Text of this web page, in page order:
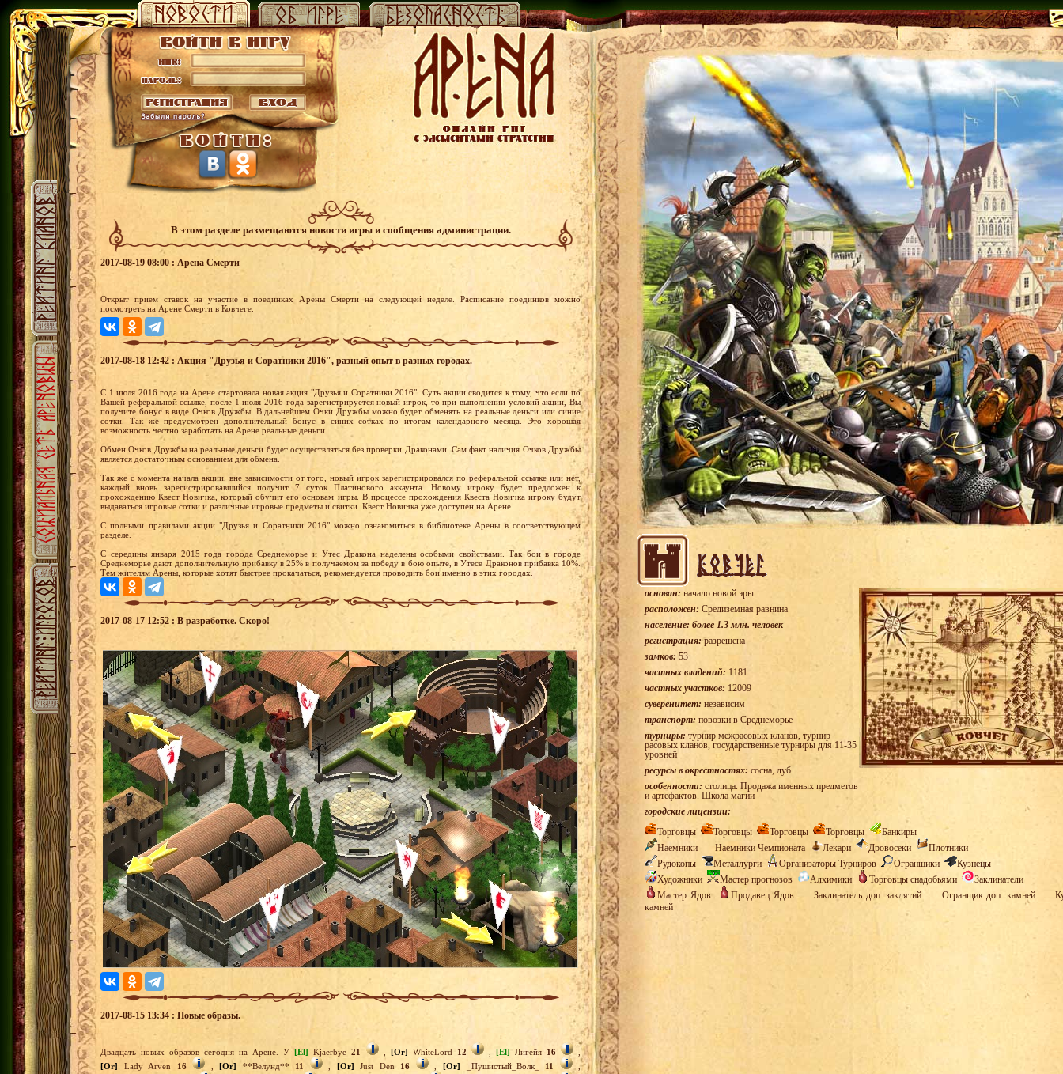
В этом разделе размещаются новости игры и сообщения администрации.
2017-08-19 08:00 : Арена Смерти
Открыт прием ставок на участие в поединках Арены Смерти на следующей неделе. Расписание поединков можно
посмотреть на Арене Смерти в Ковчеге.
2017-08-18 12:42 : Акция "Друзья и Соратники 2016", разный опыт в разных городах.
С 1 июля 2016 года на Арене стартовала новая акция "Друзья и Соратники 2016". Суть акции сводится к тому, что если по
Вашей реферальной ссылке, после 1 июля 2016 года зарегистрируется новый игрок, то при выполнении условий акции, Вы
получите бонус в виде Очков Дружбы. В дальнейшем Очки Дружбы можно будет обменять на реальные деньги или синие
сотки. Так же предусмотрен дополнительный бонус в синих сотках по итогам календарного месяца. Это хорошая
возможность честно заработать на Арене реальные деньги.
Обмен Очков Дружбы на реальные деньги будет осуществляться без проверки Драконами. Сам факт наличия Очков Дружбы
является достаточным основанием для обмена.
Так же с момента начала акции, вне зависимости от того, новый игрок зарегистрировался по реферальной ссылке или нет,
каждый вновь зарегистрировавшийся получит 7 суток Платинового аккаунта. Новому игроку будет предложен к
прохождению Квест Новичка, который обучит его основам игры. В процессе прохождения Квеста Новичка игроку будут
выдаваться игровые сотки и различные игровые предметы и свитки. Квест Новичка уже доступен на Арене.
С полными правилами акции "Друзья и Соратники 2016" можно ознакомиться в библиотеке Арены в соответствующем
разделе.
С середины января 2015 года города Среднеморье и Утес Дракона наделены особыми свойствами. Так бои в городе
Среднеморье дают дополнительную прибавку в 25% в получаемом за победу в бою опыте, в Утесе Драконов прибавка 10%.
Тем жителям Арены, которые хотят быстрее прокачаться, рекомендуется проводить бои именно в этих городах.
2017-08-17 12:52 : В разработке. Скоро!
2017-08-15 13:34 : Новые образы.
Двадцать новых образов сегодня на Арене. У[El] Kjaerbye21 , [Or] WhiteLord 12 , [El] Лигейя 16
[Or] Lady Arven 16 ,[Or] **Велунд** 11 , [Or] Just Den 16 , [Or] _Пушистый_Волк_ 11
,
основан: начало новой эры
расположен: Средиземная равнина
население: более 1.3 млн. человек
регистрация:разрешена
замков: 53
частных владений: 1181
частных участков: 12009
суверенитет: независим
транспорт: повозки в Среднеморье
турниры: турнир межрасовых кланов, турнир
расовых кланов, государственные турниры для 11-35
уровней
ресурсы в окрестностях: сосна, дуб
особенности: столица. Продажа именных предметов
и артефактов. Школа магии
городские лицензии:
Торговцы
Торговцы Торговцы Торговцы
Банкиры
Наемники
Наемники Чемпионата Лекари Дровосеки
Плотники
Рудокопы
Металлурги Организаторы Турниров Огранщики
Кузнецы
Художники
Мастер прогнозов Алхимики Торговцы снадобьями
Заклинатели
Мастер Ядов
Продавец Ядов Заклинатель доп. заклятий Огранщик доп. камней
камней